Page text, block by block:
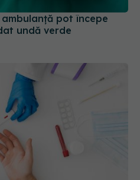
pot începe
undă verde